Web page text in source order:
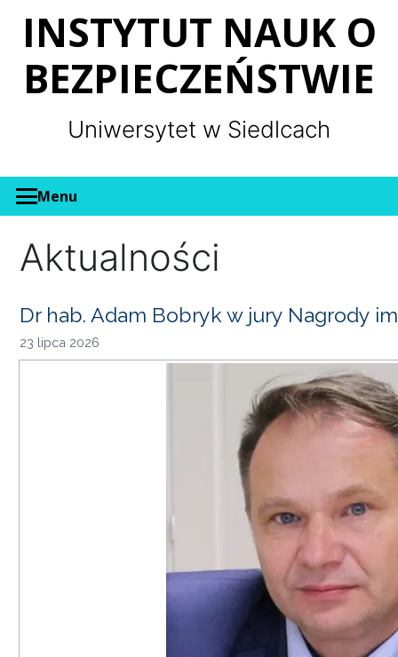
INSTYTUT NAUK O
BEZPIECZEŃSTWIE
Uniwersytet w Siedlcach
Menu
Aktualności
Dr hab. Adam Bobryk w jury Nagrody
23 lipca 2026